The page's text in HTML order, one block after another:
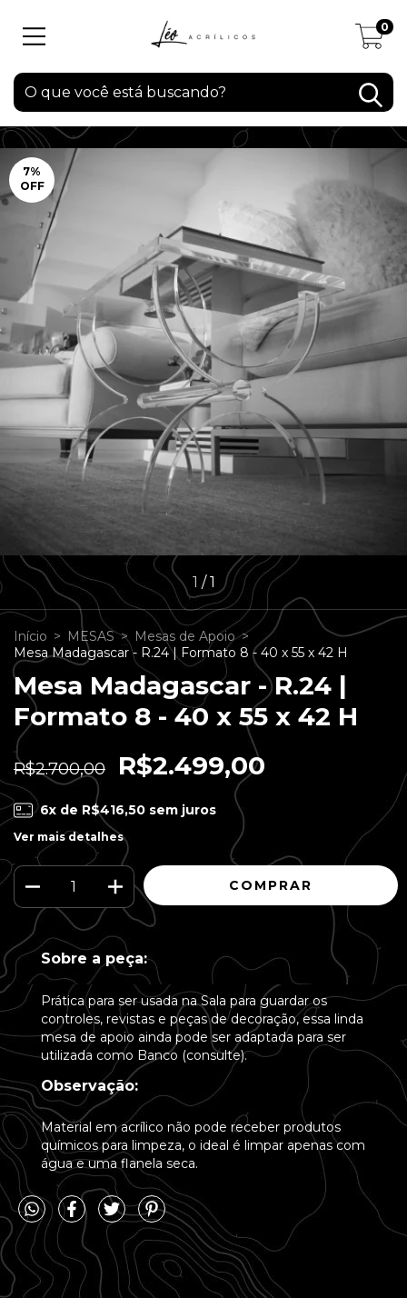
0
7%
OFF
1 /1
Início > MESAS > Mesas de Apoio >
Mesa Madagascar - R.24 | Formato 8 - 40 x 55 x 42 H
Mesa Madagascar - R.24 |
Formato 8 - 40 x 55 x 42 H
R$2.700,00 R$2.499,00
6x de R$416,50sem juros
Ver mais detalhes
Sobre a peça:
Prática para ser usada na Sala para guardar os
controles, revistas e peças de decoração, essa linda
mesa de apoio ainda pode ser adaptada para ser
utilizada como Banco (consulte).
Observação:
Material em acrílico não pode receber produtos
químicos para limpeza, o ideal é limpar apenas com
água e uma flanela seca.